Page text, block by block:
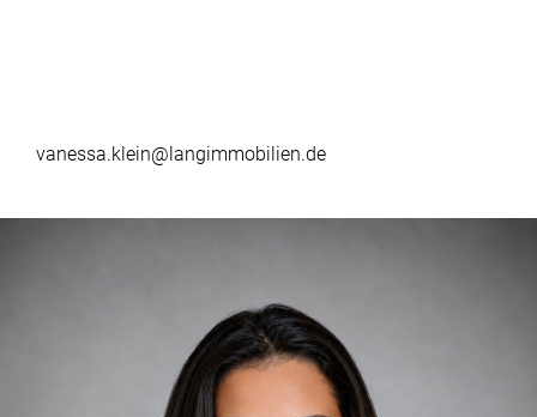
vanessa.klein@langimmobilien.de